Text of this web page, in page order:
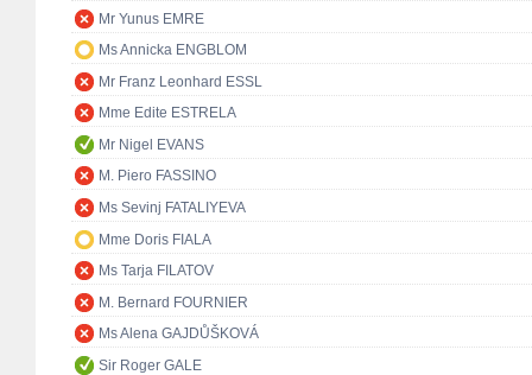
Mr Yunus EMRE
Ms Annicka ENGBLOM
Mr Franz Leonhard ESSL
Mme Edite ESTRELA
Mr Nigel EVANS
M. Piero FASSINO
Ms Sevinj FATALIYEVA
Mme Doris FIALA
Ms Tarja FILATOV
M. Bernard FOURNIER
Ms Alena GAJDŮŠKOVÁ
Sir Roger GALE